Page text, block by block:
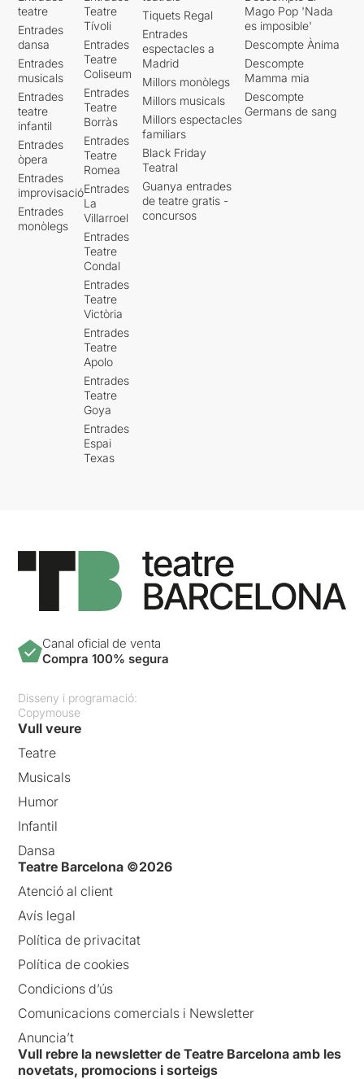
teatre
Entrades
dansa
Entrades
musicals
Entrades
teatre
infantil
Entrades
òpera
Entrades
improvisació
Entrades
monòlegs
Teatre
Tívoli
Entrades
Teatre
Coliseum
Entrades
Teatre
Borràs
Entrades
Teatre
Romea
Entrades
La
Villarroel
Entrades
Teatre
Condal
Entrades
Teatre
Victòria
Entrades
Teatre
Apolo
Entrades
Teatre
Goya
Entrades
Espai
Texas
Tiquets Regal
Entrades
espectacles a
Madrid
Millors monòlegs
Millors musicals
Millors espectacles
familiars
Black Friday
Teatral
Guanya entrades
de teatre gratis -
concursos
Mago Pop 'Nada
es imposible'
Descompte Ànima
Descompte
Mamma mia
Descompte
Germans de sang
Canal oficial de venta
Compra 100% segura
Disseny i programació:
Copymouse
Vull veure
Teatre
Musicals
Humor
Infantil
Dansa
Teatre Barcelona ©2026
Atenció al client
Avís legal
Política de privacitat
Política de cookies
Condicions d’ús
Comunicacions comercials i Newsletter
Anuncia’t
Vull rebre la newsletter de Teatre Barcelona amb les
novetats, promocions i sorteigs